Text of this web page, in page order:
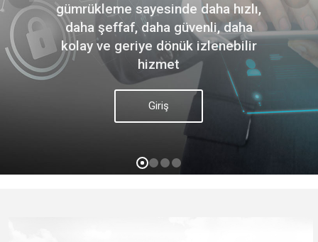
gümrükleme sayesinde daha hızlı,
daha şeffaf, daha güvenli, daha
kolay ve geriye dönük izlenebilir
hizmet
Giriş